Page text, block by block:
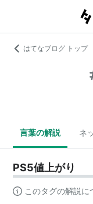
はてなブログ トップ
言葉の解説 ネ
PS5値上がり
このタグの解説に